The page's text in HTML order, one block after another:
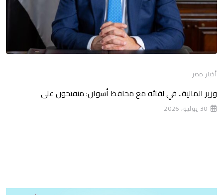
أخبار مصر
وزير المالية.. في لقائه مع محافظ أسوان: منفتحون على
30 يوليو، 2026